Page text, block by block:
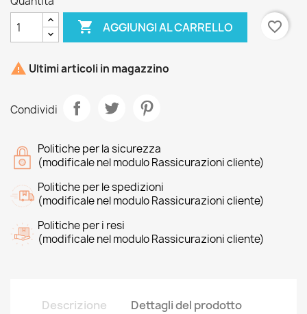
 AGGIUNGI AL CARRELLO favorite_border
 Ultimi articoli in magazzino
Condividi
Politiche per la sicurezza
(modificale nel modulo Rassicurazioni cliente)
Politiche per le spedizioni
(modificale nel modulo Rassicurazioni cliente)
Politiche per i resi
(modificale nel modulo Rassicurazioni cliente)
Descrizione Dettagli del prodotto